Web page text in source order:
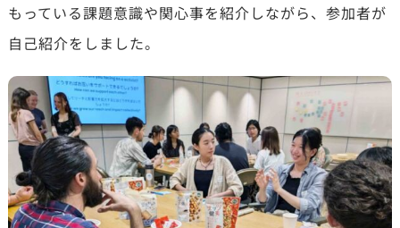
もっている課題意識や関心事を紹介しながら、参加者が
自己紹介をしました。